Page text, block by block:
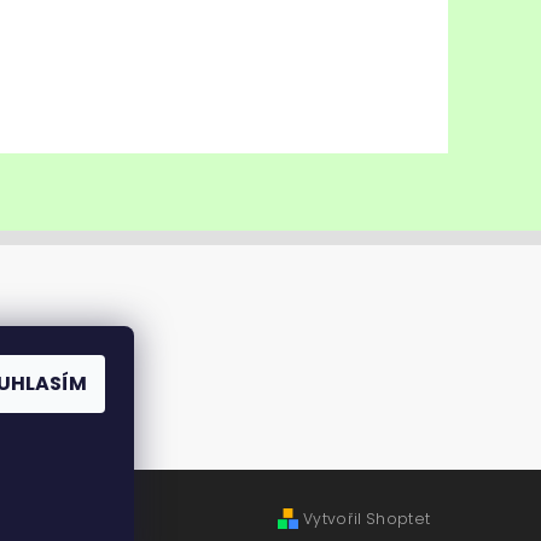
Vytvořil Shoptet